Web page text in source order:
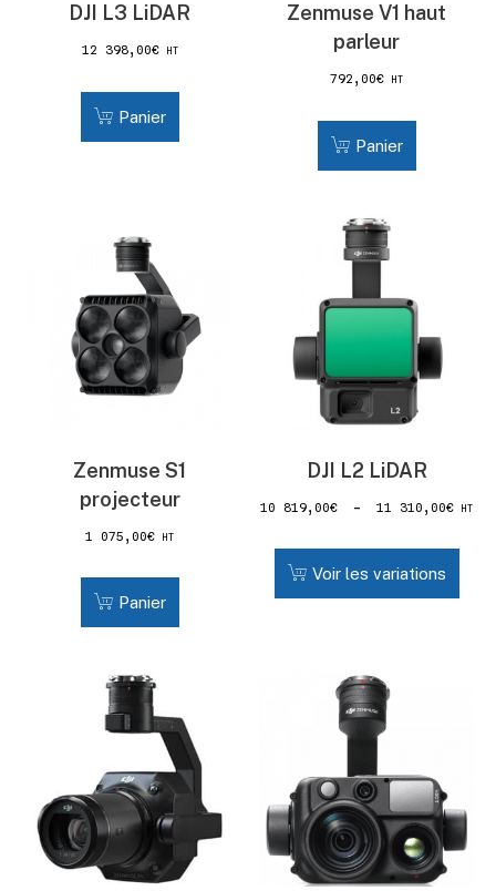
DJI L3 LiDAR
12 398,00€ HT
Panier
Zenmuse V1 haut
parleur
792,00€ HT
Panier
Zenmuse S1
projecteur
1 075,00€ HT
Panier
DJI L2 LiDAR
10 819,00€ – 11 310,00€ HT
Voir les variations